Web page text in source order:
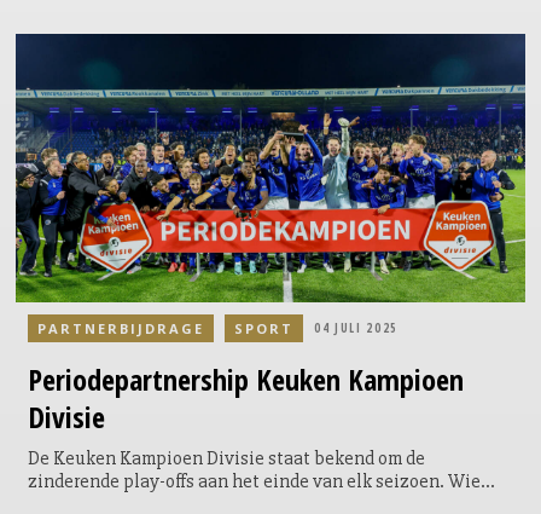
dergelijk event in Europa de wereldwijde hardloopindustrie
achter de National Running Show in het VK en de Boston
Run Show in de VS.
Periodepartnership Keuken Kampioen
Divisie
De Keuken Kampioen Divisie staat bekend om de
zinderende play-offs aan het einde van elk seizoen. Wie
PARTNERBIJDRAGE SPORT 04 JULI 2025